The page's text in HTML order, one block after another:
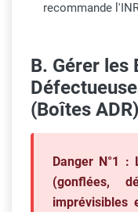
recommande
B. Gérer les
(Boîtes ADR)
Danger N°1 :
(gonflées,
imprévisibles